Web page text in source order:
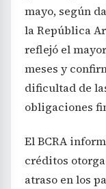
mayo, según
la República
reflejó el
meses y
dificultad de
obligaciones
El BCRA
créditos
atraso en los